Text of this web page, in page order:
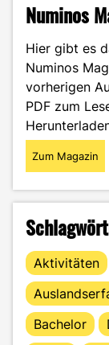
Uni-
Numinos
Hier gibt es
Numinos
vorherigen
PDF zum
Zum Magazin
Aktivitäten
Bachelor